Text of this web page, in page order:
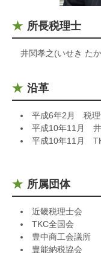
所長税理士
井関孝之(いせき た
沿革
平成6年2月 税理
平成10年11月 井
平成10年11月
所属団体
近畿税理士会
TKC全国会
豊中商工会議所
豊能納税協会